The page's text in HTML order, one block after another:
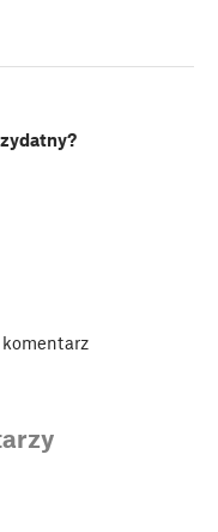
komentarz